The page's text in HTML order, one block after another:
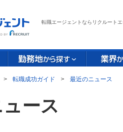
転職エージェントならリクルートエ
> 転職成功ガイド > 最近のニュース
ース